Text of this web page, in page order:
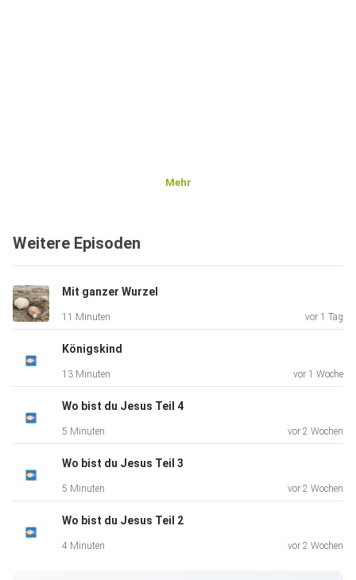
Mehr
Weitere Episoden
Mit ganzer Wurzel
11 Minuten vor 1 Tag
Königskind
13 Minuten vor 1 Woche
Wo bist du Jesus Teil 4
5 Minuten vor 2 Wochen
Wo bist du Jesus Teil 3
5 Minuten vor 2 Wochen
Wo bist du Jesus Teil 2
4 Minuten vor 2 Wochen